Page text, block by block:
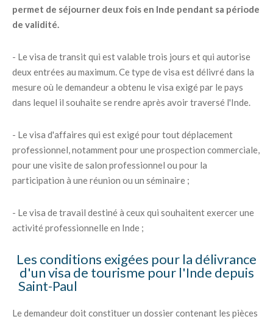
permet de séjourner deux fois en Inde pendant sa période
de validité.
- Le visa de transit qui est valable trois jours et qui autorise
deux entrées au maximum. Ce type de visa est délivré dans la
mesure où le demandeur a obtenu le visa exigé par le pays
dans lequel il souhaite se rendre après avoir traversé l'Inde.
- Le visa d'affaires qui est exigé pour tout déplacement
professionnel, notamment pour une prospection commerciale,
pour une visite de salon professionnel ou pour la
participation à une réunion ou un séminaire ;
- Le visa de travail destiné à ceux qui souhaitent exercer une
activité professionnelle en Inde ;
Les conditions exigées pour la délivrance
d'un visa de tourisme pour l'Inde depuis
Saint-Paul
Le demandeur doit constituer un dossier contenant les pièces